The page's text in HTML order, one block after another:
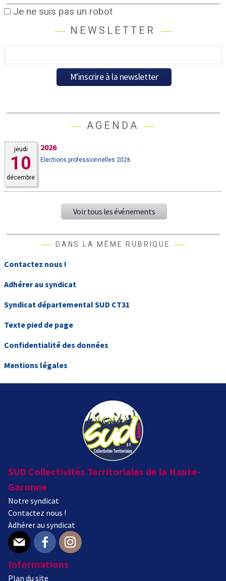
Je ne suis pas un robot
NEWSLETTER
AGENDA
jeudi
10
décembre
2026
Elections professionnelles 2026
Voir tous les événements
DANS LA MÊME RUBRIQUE
Contactez nous !
Adhérer au syndicat
Syndicat départemental SUD CT31
Texte pied de page
Confidentialité des données
Mentions légales
SUD Collectivités Territoriales de la Haute-
Garonne
Notre syndicat
Contactez nous !
Adhérer au syndicat
E-mail Facebook
Informations
Plan du site